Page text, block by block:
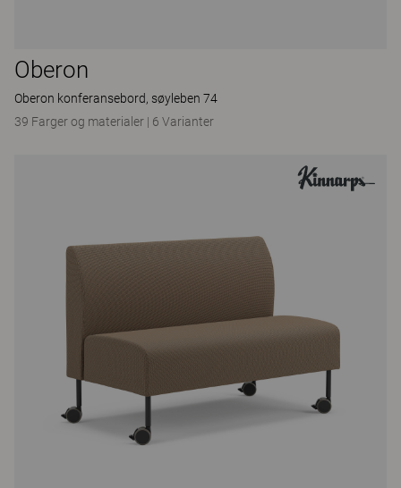
Oberon
Oberon konferansebord, søyleben 74
39 Farger og materialer | 6 Varianter